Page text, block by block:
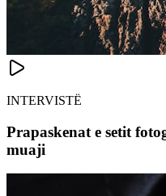
INTERVISTË
Prapaskenat e setit
muaji